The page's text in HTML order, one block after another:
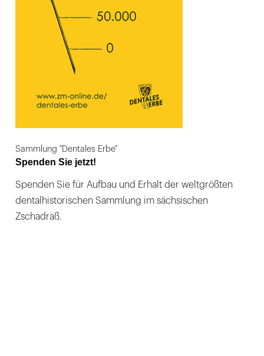
Sammlung "Dentales Erbe"
Spenden Sie jetzt!
Spenden Sie für Aufbau und Erhalt der weltgrößten
dentalhistorischen Sammlung im sächsischen
Zschadraß.